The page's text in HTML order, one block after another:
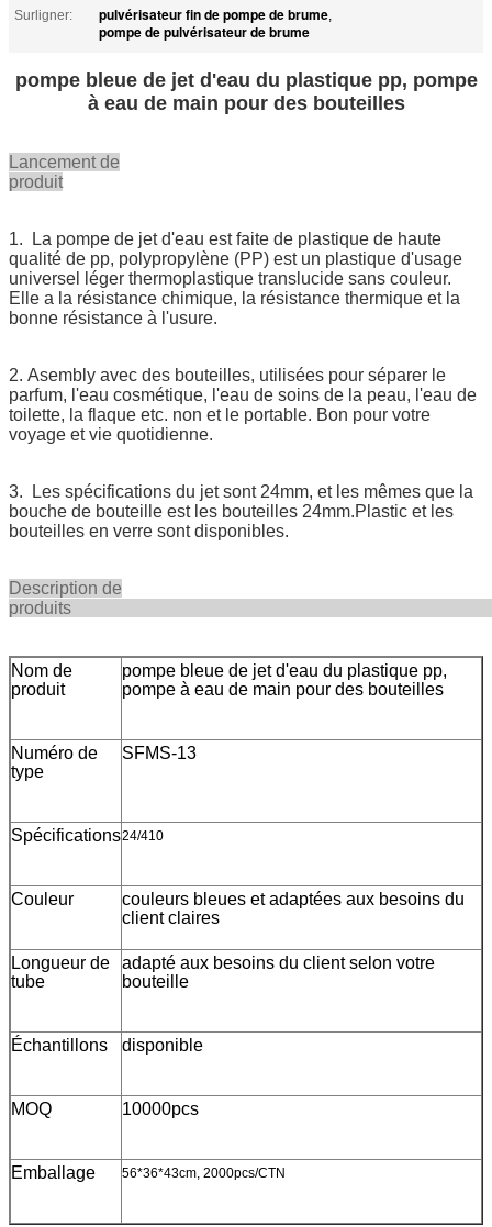
Surligner: pulvérisateur fin de pompe de brume,
pompe de pulvérisateur de brume
pompe bleue de jet d'eau du plastique pp, pompe
à eau de main pour des bouteilles
Lancement de
produit
1. La pompe de jet d'eau est faite de plastique de haute
qualité de pp, polypropylène (PP) est un plastique d'usage
universel léger thermoplastique translucide sans couleur.
Elle a la résistance chimique, la résistance thermique et la
bonne résistance à l'usure.
2. Asembly avec des bouteilles, utilisées pour séparer le
parfum, l'eau cosmétique, l'eau de soins de la peau, l'eau de
toilette, la flaque etc. non et le portable. Bon pour votre
voyage et vie quotidienne.
3. Les spécifications du jet sont 24mm, et les mêmes que la
bouche de bouteille est les bouteilles 24mm.Plastic et les
bouteilles en verre sont disponibles.
Description de
Nom de
produit
pompe bleue de jet d'eau du plastique pp,
pompe à eau de main pour des bouteilles
Numéro de
type
SFMS-13
Spécifications24/410
Couleur
couleurs bleues et adaptées aux besoins du
client claires
Longueur de
tube
adapté aux besoins du client selon votre
bouteille
Échantillons disponible
MOQ 10000pcs
Emballage 56*36*43cm, 2000pcs/CTN